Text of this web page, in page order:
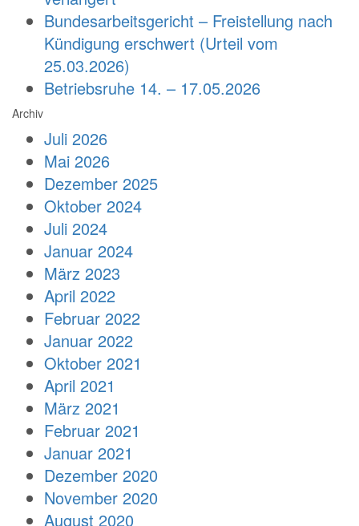
Bundesarbeitsgericht – Freistellung nach
Kündigung erschwert (Urteil vom
25.03.2026)
Betriebsruhe 14. – 17.05.2026
Archiv
Juli 2026
Mai 2026
Dezember 2025
Oktober 2024
Juli 2024
Januar 2024
März 2023
April 2022
Februar 2022
Januar 2022
Oktober 2021
April 2021
März 2021
Februar 2021
Januar 2021
Dezember 2020
November 2020
August 2020